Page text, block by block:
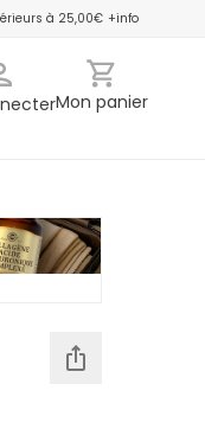
à 25,00€ +info
Mon panier